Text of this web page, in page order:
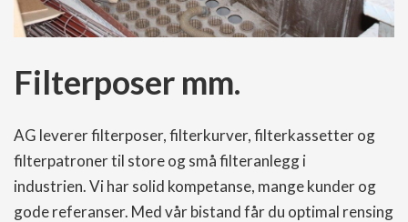
Filterposer mm.
AG leverer filterposer, filterkurver, filterkassetter og
filterpatroner til store og små filteranlegg i
industrien. Vi har solid kompetanse, mange kunder og
gode referanser. Med vår bistand får du optimal rensing